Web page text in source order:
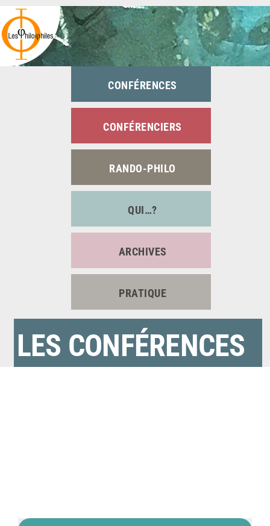
Passer
au
contenu
CONFÉRENCES
CONFÉRENCIERS
RANDO-PHILO
QUI…?
ARCHIVES
PRATIQUE
LES CONFÉRENCES